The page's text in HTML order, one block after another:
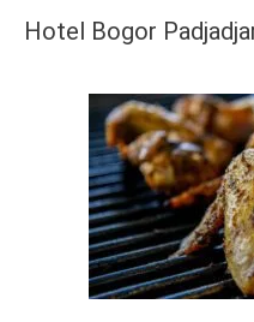
Hotel Bogor